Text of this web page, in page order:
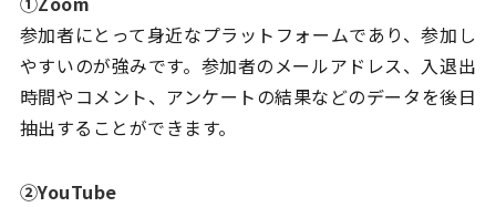
参加者にとって身近なプラットフォームであり、参加し
やすいのが強みです。参加者のメールアドレス、入退出
時間やコメント、アンケートの結果などのデータを後日
抽出することができます。
②YouTube